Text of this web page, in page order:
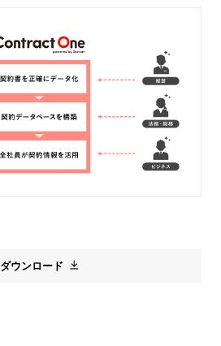
ダウンロード